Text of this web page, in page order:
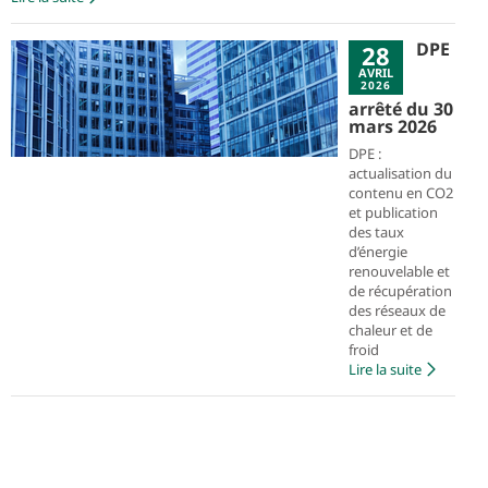
28
AVRIL
2026
DPE
arrêté du 30
mars 2026
DPE :
actualisation du
contenu en CO2
et publication
des taux
d’énergie
renouvelable et
de récupération
des réseaux de
chaleur et de
froid
Lire la suite